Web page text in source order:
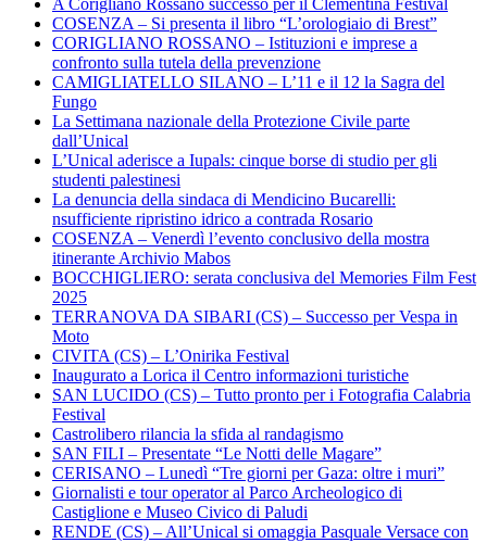
A Corigliano Rossano successo per il Clementina Festival
COSENZA – Si presenta il libro “L’orologiaio di Brest”
CORIGLIANO ROSSANO – Istituzioni e imprese a
confronto sulla tutela della prevenzione
CAMIGLIATELLO SILANO – L’11 e il 12 la Sagra del
Fungo
La Settimana nazionale della Protezione Civile parte
dall’Unical
L’Unical aderisce a Iupals: cinque borse di studio per gli
studenti palestinesi
La denuncia della sindaca di Mendicino Bucarelli:
nsufficiente ripristino idrico a contrada Rosario
COSENZA – Venerdì l’evento conclusivo della mostra
itinerante Archivio Mabos
BOCCHIGLIERO: serata conclusiva del Memories Film Fest
2025
TERRANOVA DA SIBARI (CS) – Successo per Vespa in
Moto
CIVITA (CS) – L’Onirika Festival
Inaugurato a Lorica il Centro informazioni turistiche
SAN LUCIDO (CS) – Tutto pronto per i Fotografia Calabria
Festival
Castrolibero rilancia la sfida al randagismo
SAN FILI – Presentate “Le Notti delle Magare”
CERISANO – Lunedì “Tre giorni per Gaza: oltre i muri”
Giornalisti e tour operator al Parco Archeologico di
Castiglione e Museo Civico di Paludi
RENDE (CS) – All’Unical si omaggia Pasquale Versace con